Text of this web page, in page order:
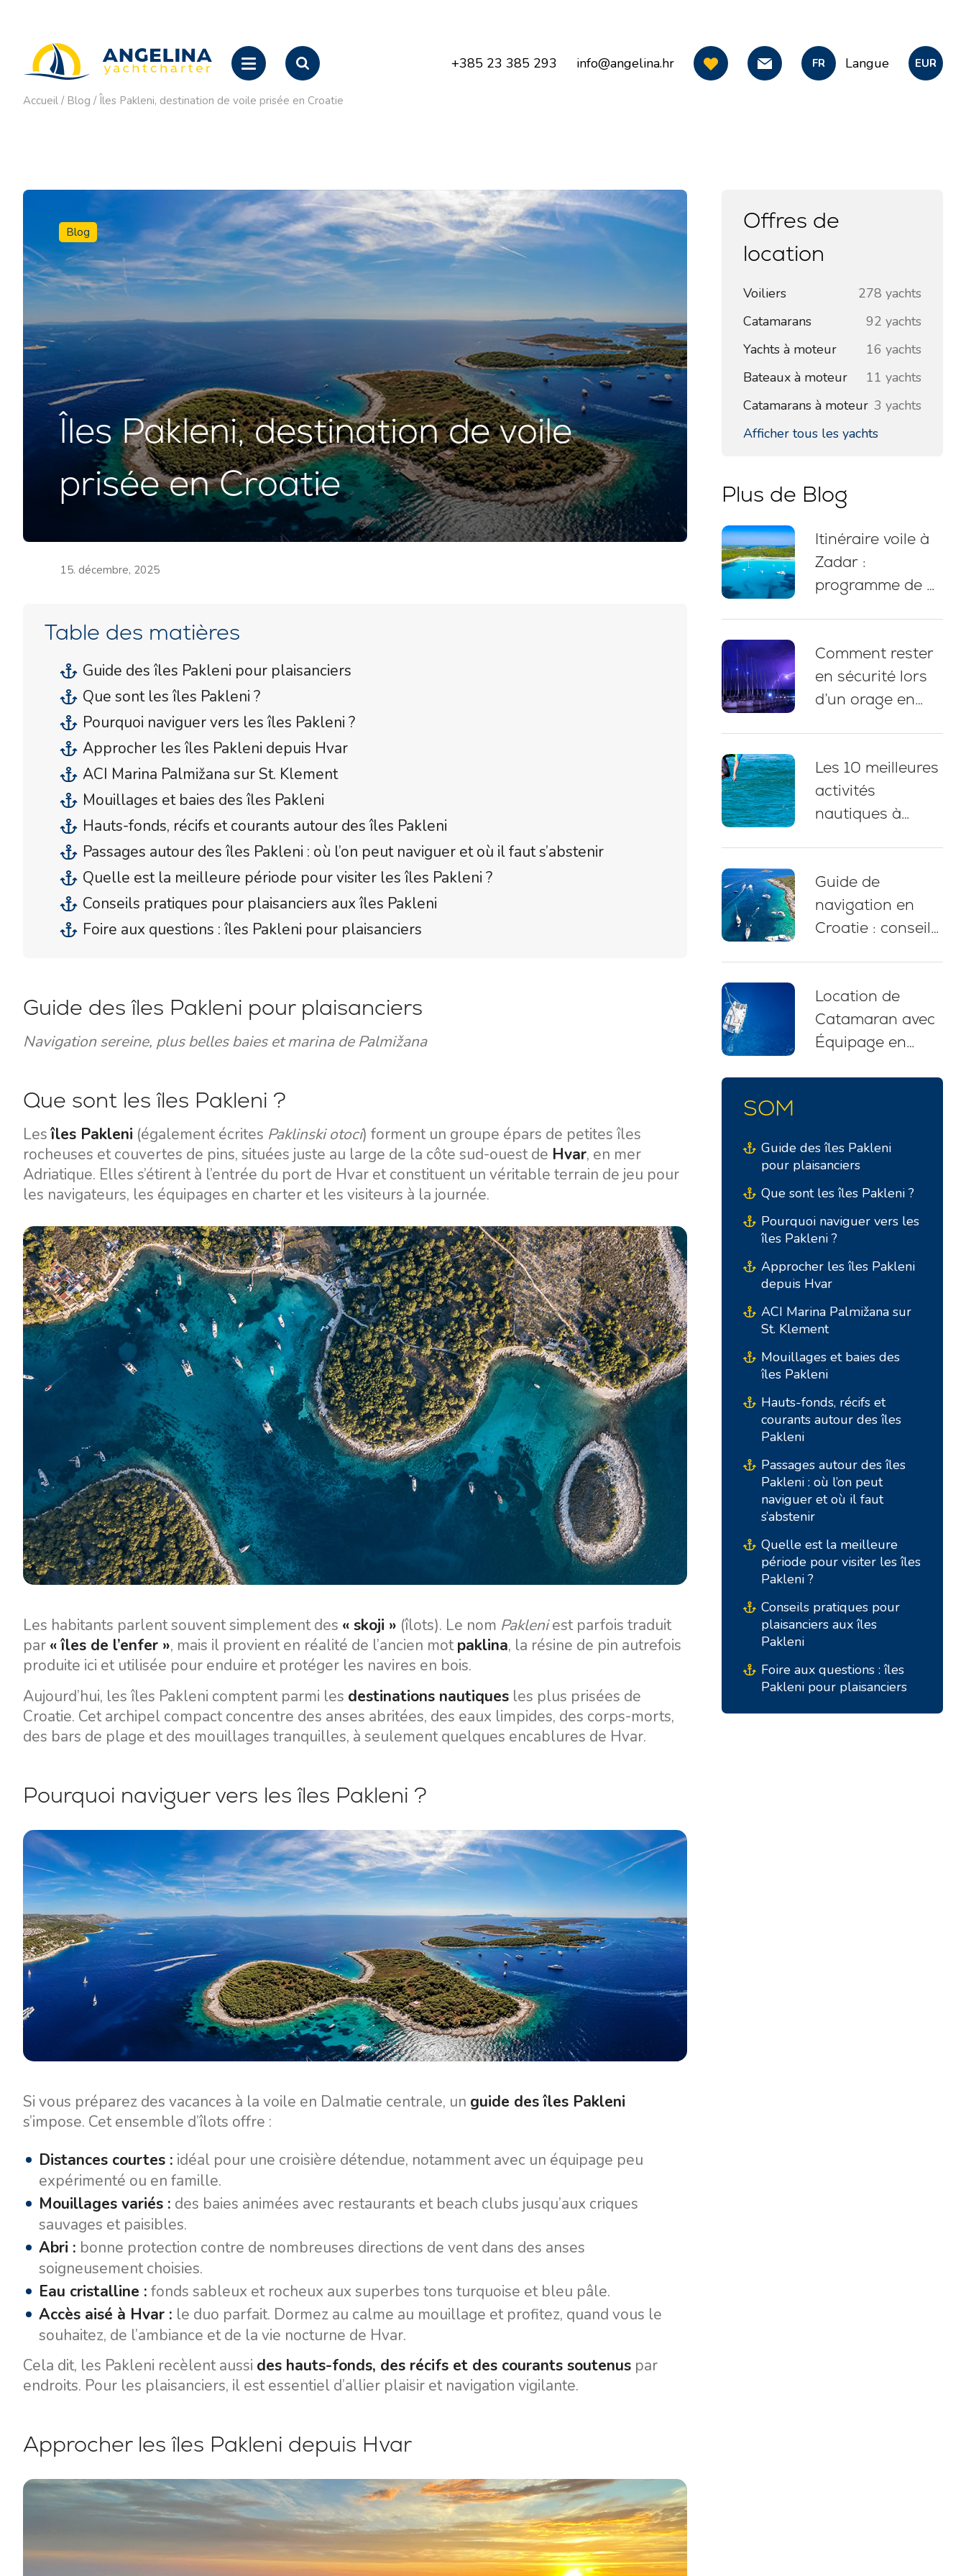
+385 23 385 293 info@angelina.hr FR Langue EUR
Accueil / Blog / Îles Pakleni, destination de voile prisée en Croatie
Blog
Îles Pakleni, destination de voile
prisée en Croatie
15. décembre, 2025
Table des matières
Guide des îles Pakleni pour plaisanciers
Que sont les îles Pakleni ?
Pourquoi naviguer vers les îles Pakleni ?
Approcher les îles Pakleni depuis Hvar
ACI Marina Palmižana sur St. Klement
Mouillages et baies des îles Pakleni
Hauts-fonds, récifs et courants autour des îles Pakleni
Passages autour des îles Pakleni : où l’on peut naviguer et où il faut s’abstenir
Quelle est la meilleure période pour visiter les îles Pakleni ?
Conseils pratiques pour plaisanciers aux îles Pakleni
Foire aux questions : îles Pakleni pour plaisanciers
Guide des îles Pakleni pour plaisanciers
Navigation sereine, plus belles baies et marina de Palmižana
Que sont les îles Pakleni ?
Lesîles Pakleni (également écrites Paklinski otoci) forment un groupe épars de petites îles
rocheuses et couvertes de pins, situées juste au large de la côte sud-ouest de Hvar, en mer
Adriatique. Elles s’étirent à l’entrée du port de Hvar et constituent un véritable terrain de jeu pour
les navigateurs, les équipages en charter et les visiteurs à la journée.
Les habitants parlent souvent simplement des « skoji » (îlots). Le nom Pakleniest parfois traduit
par « îles de l’enfer », mais il provient en réalité de l’ancien motpaklina, la résine de pin autrefois
produite ici et utilisée pour enduire et protéger les navires en bois.
Aujourd’hui, les îles Pakleni comptent parmi les destinations nautiques les plus prisées de
Croatie. Cet archipel compact concentre des anses abritées, des eaux limpides, des corps-morts,
des bars de plage et des mouillages tranquilles, à seulement quelques encablures de Hvar.
Pourquoi naviguer vers les îles Pakleni ?
Si vous préparez des vacances à la voile en Dalmatie centrale, un guide des îles Pakleni
s’impose. Cet ensemble d’îlots offre :
Distances courtes : idéal pour une croisière détendue, notamment avec un équipage peu
expérimenté ou en famille.
Mouillages variés : des baies animées avec restaurants et beach clubs jusqu’aux criques
sauvages et paisibles.
Abri : bonne protection contre de nombreuses directions de vent dans des anses
soigneusement choisies.
Eau cristalline : fonds sableux et rocheux aux superbes tons turquoise et bleu pâle.
Accès aisé à Hvar : le duo parfait. Dormez au calme au mouillage et profitez, quand vous le
souhaitez, de l’ambiance et de la vie nocturne de Hvar.
Cela dit, les Pakleni recèlent aussi des hauts-fonds, des récifs et des courants soutenus par
endroits. Pour les plaisanciers, il est essentiel d’allier plaisir et navigation vigilante.
Approcher les îles Pakleni depuis Hvar
Offres de
location
Voiliers
278 yachts
Catamarans
92 yachts
Yachts à moteur
16 yachts
Bateaux à moteur
11 yachts
Catamarans à moteur 3 yachts
Afficher tous les yachts
Plus de Blog
Itinéraire voile à
Zadar :
programme de 7
pauses baignade
et conseils
d’amarrage
Comment rester
en sécurité lors
d’un orage en
bonnes pratiques
essentielles
Les 10 meilleures
activités
nautiques à
yacht en Croatie
Guide de
navigation en
Croatie : conseils
recommandations
pour débutants
(2026)
Location de
Catamaran avec
Équipage en
Évasion Nautique
SOM
Guide des îles Pakleni
pour plaisanciers
Que sont les îles Pakleni ?
Pourquoi naviguer vers les
îles Pakleni ?
Approcher les îles Pakleni
depuis Hvar
ACI Marina Palmižana sur
St. Klement
Mouillages et baies des
îles Pakleni
Hauts-fonds, récifs et
courants autour des îles
Pakleni
Passages autour des îles
Pakleni : où l’on peut
naviguer et où il faut
s’abstenir
Quelle est la meilleure
période pour visiter les îles
Pakleni ?
Conseils pratiques pour
plaisanciers aux îles
Pakleni
Foire aux questions : îles
Pakleni pour plaisanciers
Actualités / Blog
À propos de nous
Partenaires
FAQ
Notre flotte
Voiliers
Bateaux à moteur
Catamarans
Catamarans à moteur
Yacht à moteur
Services
Locations sans Equipage
Locations avec Skipper
Investissement de yacht
Valovie - Assistant de
Navigation à Distance
Location de catamarans
Destinations
Région de navigation de
Zadar
Biograd na Moru
Région de voile de Šibenik
Rogoznica
Split
Trogir
Dubrovnik
Région de navigation
d'Istrie
Marina Kremik, Primošten
Marina Frapa, Rogoznica
Yachtclub Seget - Marina
Baotic
Marina Trogir - ACI
Marina Trogir - SCT
ACI Marina Split
ACI Marina Dubrovnik,
Marina Šangulin, Biograd
ACI Marina Vodice
D-Marin Dalmacija,
Sukošan
Pula, Marina Polesana
Marina Punat, Krk
Marina Losinj, Mali Lošinj